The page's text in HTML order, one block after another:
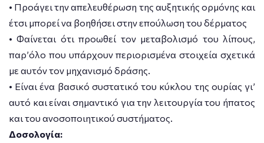
• Προάγει την απελευθέρωση της αυξητικής ορμόνης και
έτσι μπορεί να βοηθήσει στην επούλωση του δέρματος
• Φαίνεται ότι προωθεί τον μεταβολισμό του λίπους,
παρ’όλο που υπάρχουν περιορισμένα στοιχεία σχετικά
με αυτόν τον μηχανισμό δράσης.
• Είναι ένα βασικό συστατικό του κύκλου της ουρίας γι’
αυτό και είναι σημαντικό για την λειτουργία του ήπατος
και του ανοσοποιητικού συστήματος.
Δοσολογία: